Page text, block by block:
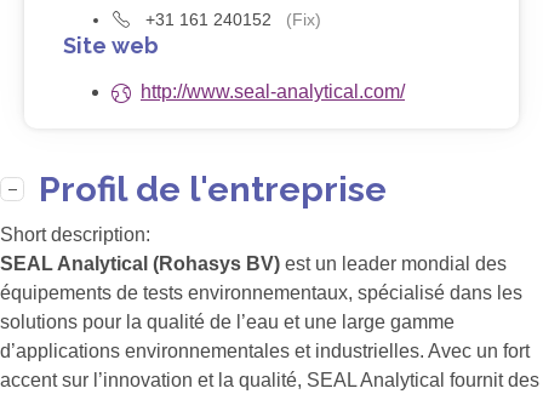
+31 161 240152 (Fix)
Site web
http://www.seal-analytical.com/
Profil de l'entreprise
Short description:
SEAL Analytical (Rohasys BV) est un leader mondial des
équipements de tests environnementaux, spécialisé dans les
solutions pour la qualité de l’eau et une large gamme
d’applications environnementales et industrielles. Avec un fort
accent sur l’innovation et la qualité, SEAL Analytical fournit des